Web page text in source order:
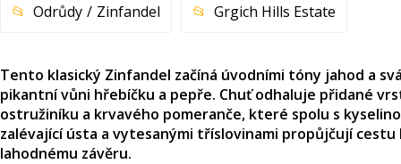
Odrůdy Zinfandel Grgich Hills Estate
Tento klasický Zinfandel začíná úvodními tóny jahod a
pikantní vůni hřebíčku a pepře. Chuť odhaluje přidané
ostružiníku a krvavého pomeranče, které spolu s
zalévající ústa a vytesanými tříslovinami propůjčují cestu
lahodnému závěru.